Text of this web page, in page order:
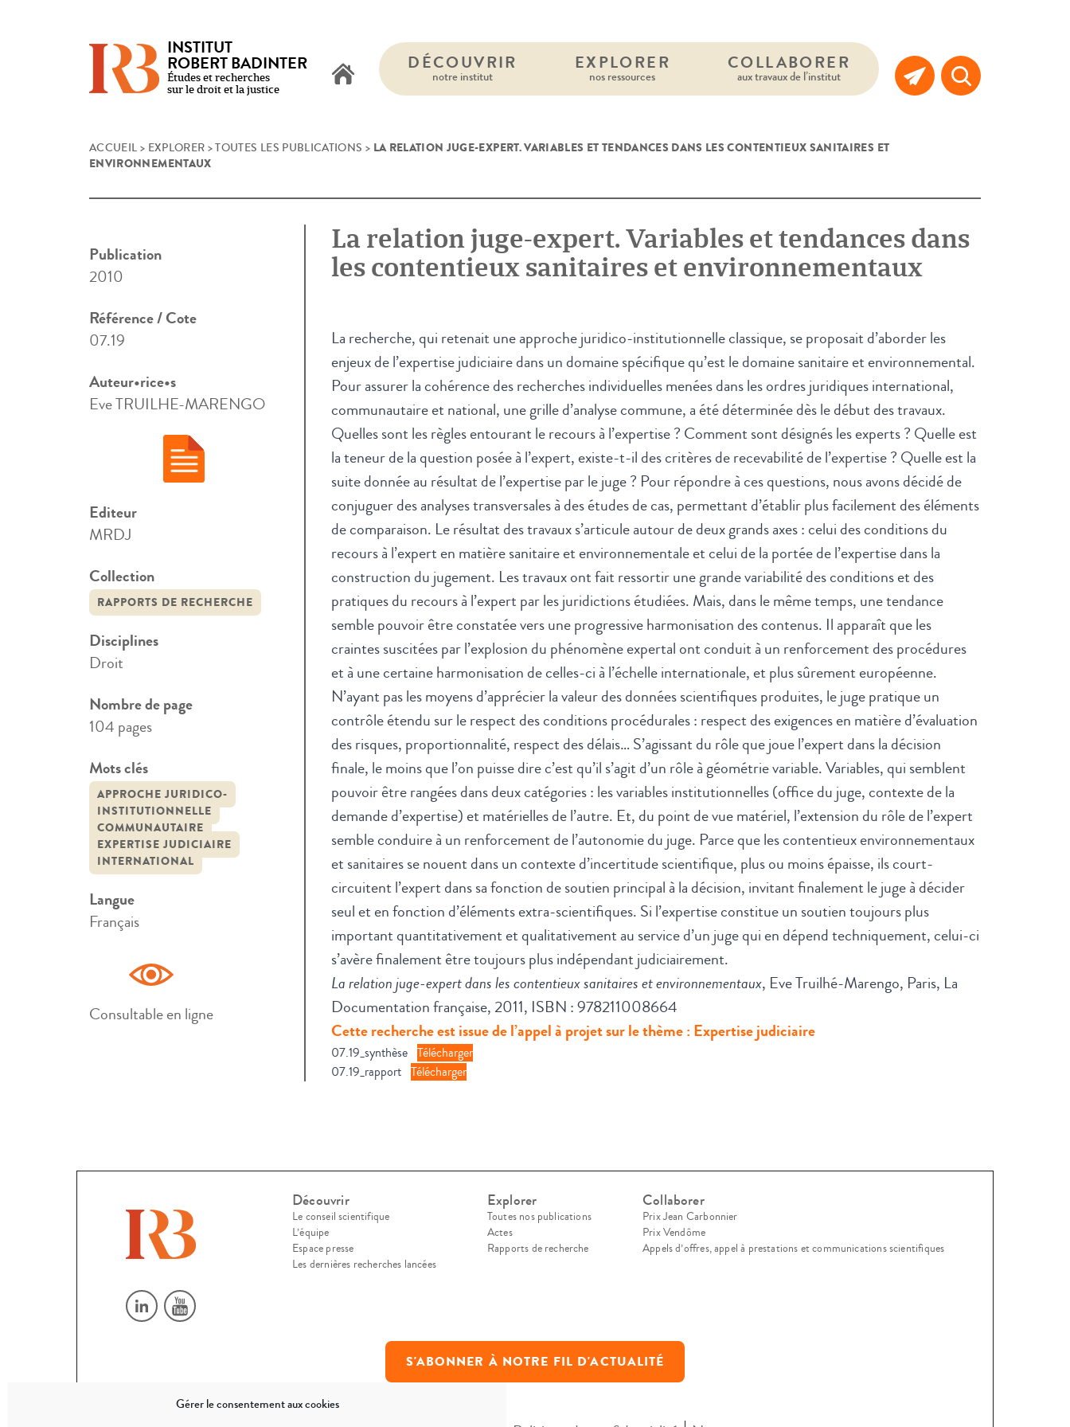
Gérer le consentement aux cookies
INSTITUT
ROBERT BADINTER
Études et recherches
sur le droit et la justice
DÉCOUVRIR
notre institut
EXPLORER
nos ressources
COLLABORER
aux travaux de l’institut
ACCUEIL > EXPLORER >TOUTES LES PUBLICATIONS > LA RELATION JUGE-EXPERT. VARIABLES ET TENDANCES DANS LES CONTENTIEUX SANITAIRES ET
ENVIRONNEMENTAUX
La relation juge-expert. Variables et tendances dans
les contentieux sanitaires et environnementaux
La recherche, qui retenait une approche juridico-institutionnelle classique, se proposait d’aborder les
enjeux de l’expertise judiciaire dans un domaine spécifique qu’est le domaine sanitaire et environnemental.
Pour assurer la cohérence des recherches individuelles menées dans les ordres juridiques international,
communautaire et national, une grille d’analyse commune, a été déterminée dès le début des travaux.
Quelles sont les règles entourant le recours à l’expertise ? Comment sont désignés les experts ? Quelle est
la teneur de la question posée à l’expert, existe-t-il des critères de recevabilité de l’expertise ? Quelle est la
suite donnée au résultat de l’expertise par le juge ? Pour répondre à ces questions, nous avons décidé de
conjuguer des analyses transversales à des études de cas, permettant d’établir plus facilement des éléments
de comparaison. Le résultat des travaux s’articule autour de deux grands axes : celui des conditions du
recours à l’expert en matière sanitaire et environnementale et celui de la portée de l’expertise dans la
construction du jugement. Les travaux ont fait ressortir une grande variabilité des conditions et des
pratiques du recours à l’expert par les juridictions étudiées. Mais, dans le même temps, une tendance
semble pouvoir être constatée vers une progressive harmonisation des contenus. Il apparaît que les
craintes suscitées par l’explosion du phénomène expertal ont conduit à un renforcement des procédures
et à une certaine harmonisation de celles-ci à l’échelle internationale, et plus sûrement européenne.
N’ayant pas les moyens d’apprécier la valeur des données scientifiques produites, le juge pratique un
contrôle étendu sur le respect des conditions procédurales : respect des exigences en matière d’évaluation
des risques, proportionnalité, respect des délais… S’agissant du rôle que joue l’expert dans la décision
finale, le moins que l’on puisse dire c’est qu’il s’agit d’un rôle à géométrie variable. Variables, qui semblent
pouvoir être rangées dans deux catégories : les variables institutionnelles (office du juge, contexte de la
demande d’expertise) et matérielles de l’autre. Et, du point de vue matériel, l’extension du rôle de l’expert
semble conduire à un renforcement de l’autonomie du juge. Parce que les contentieux environnementaux
et sanitaires se nouent dans un contexte d’incertitude scientifique, plus ou moins épaisse, ils court-
circuitent l’expert dans sa fonction de soutien principal à la décision, invitant finalement le juge à décider
seul et en fonction d’éléments extra-scientifiques. Si l’expertise constitue un soutien toujours plus
important quantitativement et qualitativement au service d’un juge qui en dépend techniquement, celui-ci
s’avère finalement être toujours plus indépendant judiciairement.
La relation juge-expert dans les contentieux sanitaires et environnementaux, Eve Truilhé-Marengo, Paris, La
Documentation française, 2011, ISBN : 978211008664
Cette recherche est issue de l’appel à projet sur le thème : Expertise judiciaire
07.19_synthèse Télécharger
07.19_rapport Télécharger
Publication
2010
Référence / Cote
07.19
Auteur•rice•s
Eve TRUILHE-MARENGO
Editeur
MRDJ
Collection
RAPPORTS DE RECHERCHE
Disciplines
Droit
Nombre de page
104 pages
Mots clés
APPROCHE JURIDICO-
INSTITUTIONNELLE
COMMUNAUTAIRE
EXPERTISE JUDICIAIRE
INTERNATIONAL
Langue
Français
Consultable en ligne
Découvrir
Le conseil scientifique
L’équipe
Espace presse
Les dernières recherches lancées
Explorer
Toutes nos publications
Actes
Rapports de recherche
Collaborer
Prix Jean Carbonnier
Prix Vendôme
Appels d’offres, appel à prestations et communications scientifiques
S'ABONNER À NOTRE FIL D'ACTUALITÉ